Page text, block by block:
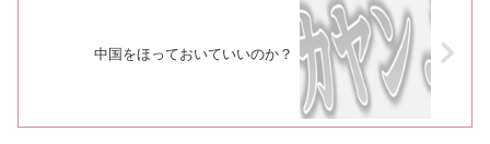
中国をほっておいていいのか？